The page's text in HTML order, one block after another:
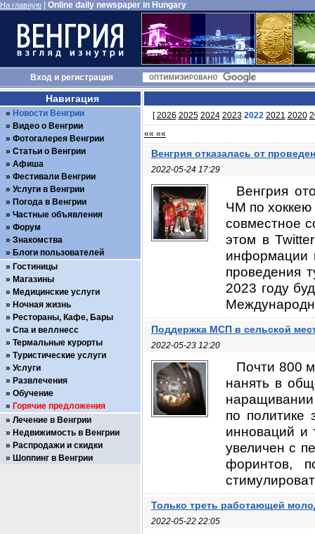
На главную Online daily newspaper in Hungary
Входи регистрация
[2026 2025 2024 2023 2022 2021 2020
«« ««
Венгрия отказалась от
2022-05-24 17:29
Венгрия
ЧМ по хоккею
совместное
этом в
информации
проведения
2023 году
Поддержка МСП в сельской
2022-05-23 12:20
Почти 800
нанять в
по политике
инноваций и
увеличен с
форинтов,
Только треть работающей
2022-05-22 22:05
Навигация
Новости Венгрии
Видео о Венгрии
Фотогалерея Венгрии
Статьи о Венгрии
Афиша
Фестивали Венгрии
Услуги в Венгрии
Погода в Венгрии
Частные объявления
Форум
Знакомства
Блоги пользователей
Гостиницы
Магазины
Медицинские услуги
Ночная жизнь
Рестораны, Кафе, Бары
Спа и веллнесс
Термальные курорты
Туристические услуги
Услуги
Развлечения
Обучение
Горячие предложения
Лечение в Венгрии
Недвижимость в Венгрии
Распродажи и скидки
Шоппинг в Венгрии